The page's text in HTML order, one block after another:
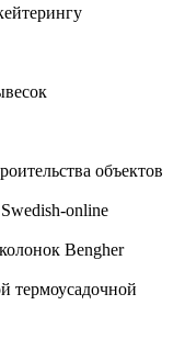
объектов
online
Bengher
термоусадочной